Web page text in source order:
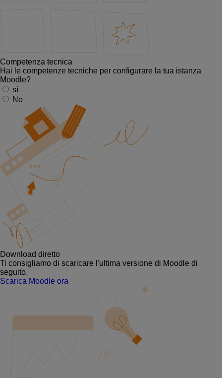
Competenza tecnica
Hai le competenze tecniche per configurare la tua istanza
Moodle?
sì
No
Download diretto
Ti consigliamo di scaricare l'ultima versione di Moodle di
seguito.
Scarica Moodle ora